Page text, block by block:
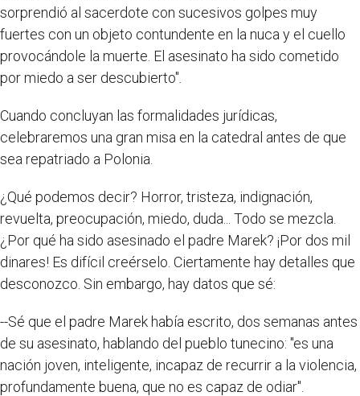
sorprendió al sacerdote con sucesivos golpes muy
fuertes con un objeto contundente en la nuca y el cuello
provocándole la muerte. El asesinato ha sido cometido
por miedo a ser descubierto"
Cuando concluyan las formalidades jurídicas,
celebraremos una gran misa en la catedral antes de que
sea repatriado a Polonia.
¿Qué podemos decir? Horror, tristeza, indignación,
revuelta, preocupación, miedo, duda... Todo se mezcla.
¿Por qué ha sido asesinado el padre Marek? ¡Por dos mil
dinares! Es difícil creérselo. Ciertamente hay detalles que
desconozco. Sin embargo, hay datos que sé:
--Sé que el padre Marek había escrito, dos semanas antes
de su asesinato, hablando del pueblo tunecino: "es una
nación joven, inteligente, incapaz de recurrir a la violencia,
profundamente buena, que no es capaz de odiar".